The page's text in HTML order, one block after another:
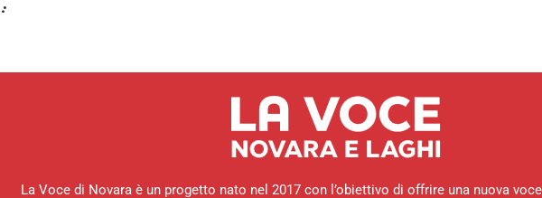
La Voce di Novara è un progetto nato nel 2017 con l’obiettivo di offrire una nuova